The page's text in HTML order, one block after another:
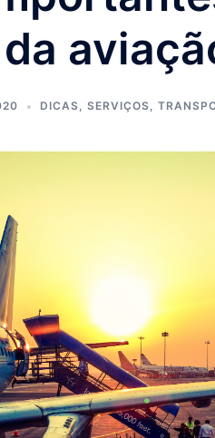
DICAS, SERVIÇOS,